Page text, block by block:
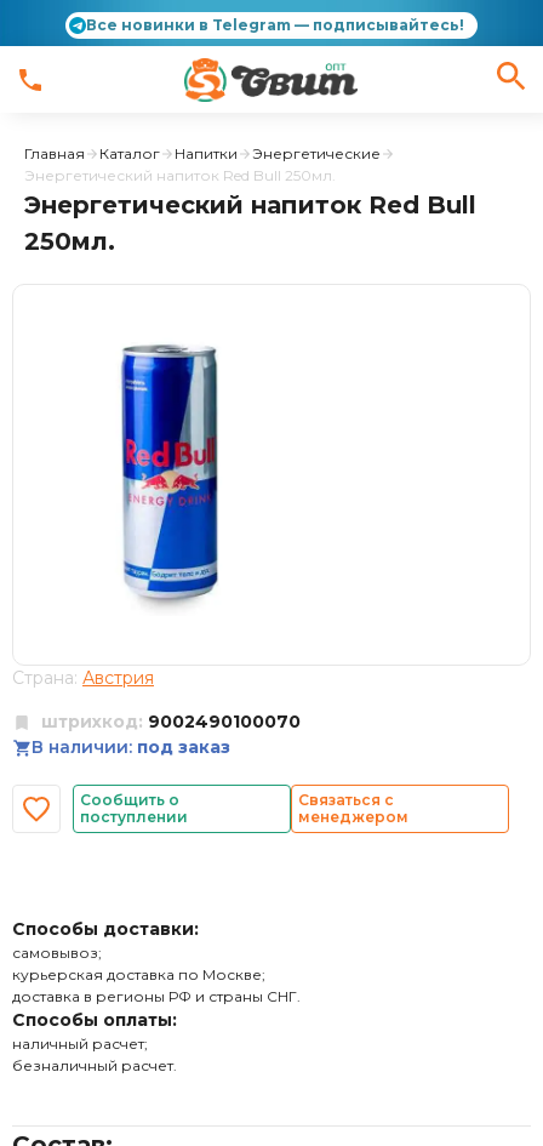
Все новинки в Telegram — подписывайтесь!
Главная Каталог Напитки
Энергетические
Энергетический напиток Red Bull 250мл.
Энергетический напиток Red Bull
250мл.
Страна: Австрия
штрихкод: 9002490100070
В наличии: под заказ
Сообщить о
поступлении
Связаться с
менеджером
Способы доставки:
самовывоз;
курьерская доставка по Москве;
доставка в регионы РФ и страны СНГ.
Способы оплаты:
наличный расчет;
безналичный расчет.